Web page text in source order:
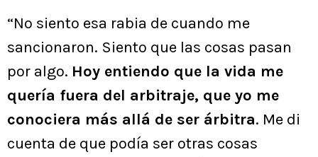
“No siento esa rabia de cuando me
sancionaron. Siento que las cosas pasan
por algo. Hoy entiendo que la vida me
quería fuera del arbitraje, que yo me
conociera más allá de ser árbitra. Me di
cuenta de que podía ser otras cosas